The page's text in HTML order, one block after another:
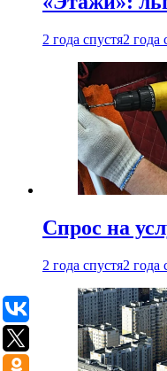
2 года спустя2 года
Спрос на
2 года спустя2 года